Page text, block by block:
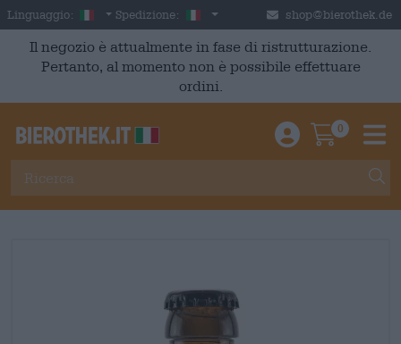
Skip to main content
Linguaggio: Italian
Spedizione: Italia shop@bierothek.de
Il negozio è attualmente in fase di ristrutturazione.
Pertanto, al momento non è possibile effettuare
ordini.
Einloggen /
0